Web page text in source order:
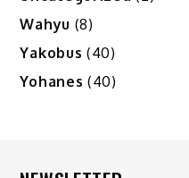
Wahyu (8)
Yakobus (40)
Yohanes (40)